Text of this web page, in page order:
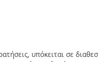
υπόκειται σε